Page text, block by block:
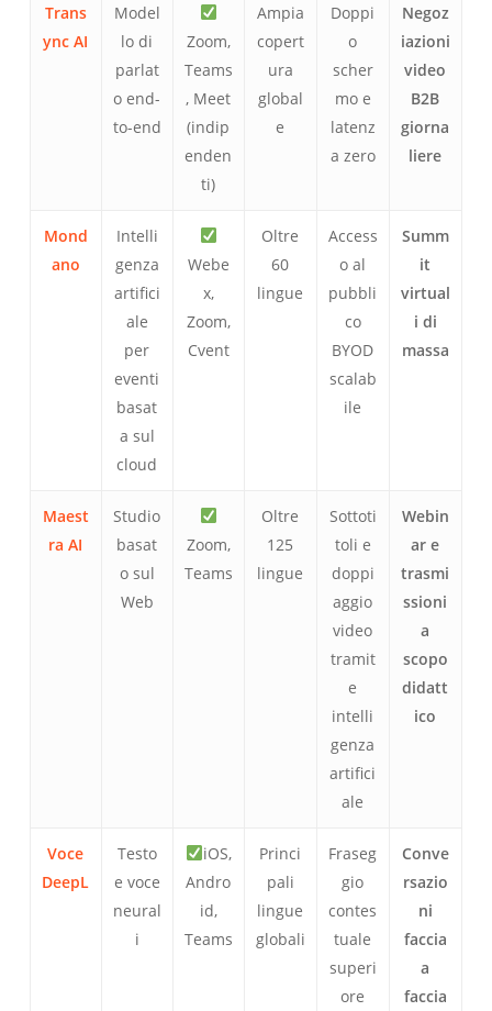
Trans
ync AI
Model
lo di
parlat
o end-
to-end
Zoom,
Teams
, Meet
(indip
enden
ti)
Ampia
copert
ura
global
e
Doppi
o
scher
mo e
latenz
a zero
Negoz
iazioni
video
B2B
giorna
liere
Mond
ano
Intelli
genza
artifici
ale
per
eventi
basat
a sul
cloud
Webe
x,
Zoom,
Cvent
Oltre
60
lingue
Access
o al
pubbli
co
BYOD
scalab
ile
Summ
it
virtual
i di
massa
Maest
ra AI
Studio
basat
o sul
Web
Zoom,
Teams
Oltre
125
lingue
Sottoti
toli e
doppi
aggio
video
tramit
e
intelli
genza
artifici
ale
Webin
ar e
trasmi
ssioni
a
scopo
didatt
ico
Voce
DeepL
Testo
e voce
neural
i
iOS,
Andro
id,
Teams
Princi
pali
lingue
globali
Fraseg
gio
contes
tuale
superi
ore
Conve
rsazio
ni
faccia
a
faccia